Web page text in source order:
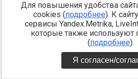
Для повышения удобства
cookies (подробнее). К
сервисы Yandex.Metrika,
которые также
(подробнее).
Я согласен/